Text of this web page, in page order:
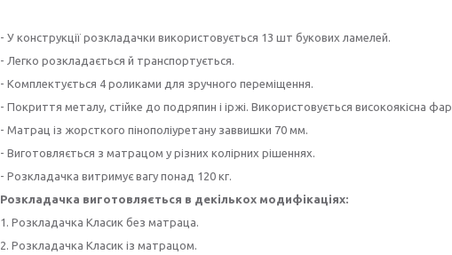
- У конструкції розкладачки використовується 13 шт букових ламелей.
- Легко розкладається й транспортується.
- Комплектується 4 роликами для зручного переміщення.
- Покриття металу, стійке до подряпин і іржі. Використовується високоякісна
- Матрац із жорсткого пінополіуретану заввишки 70 мм.
- Виготовляється з матрацом у різних колірних рішеннях.
- Розкладачка витримує вагу понад 120 кг.
Розкладачка виготовляється в декількох модифікаціях:
1. Розкладачка Класик без матраца.
2. Розкладачка Класик із матрацом.